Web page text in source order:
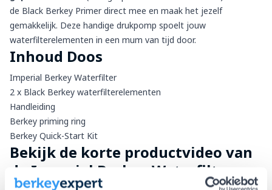
de Black Berkey Primerdirect mee en maak het jezelf
gemakkelijk. Deze handige drukpomp spoelt jouw
waterfilterelementen in een mum van tijd door.
Inhoud Doos
Imperial Berkey Waterfilter
2 x Black Berkey waterfilterelementen
Handleiding
Berkey priming ring
Berkey Quick-Start Kit
Bekijk de korte productvideo van
de Imperial Berkey Waterfilter